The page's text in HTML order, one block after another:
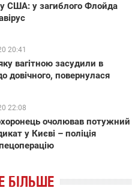
США: у загиблого Флойда
20:41
вагітною засудили в
довічного, повернулася
22:08
очолював потужний
у Києві – поліція
БІЛЬШЕ